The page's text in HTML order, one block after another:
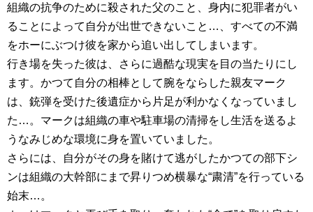
組織の抗争のために殺された父のこと、身内に犯罪者がい
ることによって自分が出世できないこと…、すべての不満
をホーにぶつけ彼を家から追い出してしまいます。
行き場を失った彼は、さらに過酷な現実を目の当たりにし
ます。かつて自分の相棒として腕をならした親友マーク
は、銃弾を受けた後遺症から片足が利かなくなっていまし
た…。マークは組織の車や駐車場の清掃をし生活を送るよ
うなみじめな環境に身を置いていました。
さらには、自分がその身を賭けて逃がしたかつての部下シ
ンは組織の大幹部にまで昇りつめ横暴な“粛清”を行っている
始末…。